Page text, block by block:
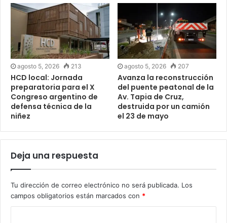
agosto 5, 2026 213
HCD local: Jornada
preparatoria para el X
Congreso argentino de
defensa técnica de la
niñez
agosto 5, 2026 207
Avanza la reconstrucción
del puente peatonal de la
Av. Tapia de Cruz,
destruida por un camión
el 23 de mayo
Deja una respuesta
Tu dirección de correo electrónico no será publicada. Los
campos obligatorios están marcados con *